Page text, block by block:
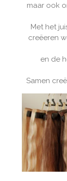
maar ook
Met het
creëeren
en de
Samen